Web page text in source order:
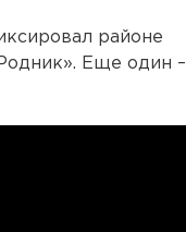
районе
Еще один –